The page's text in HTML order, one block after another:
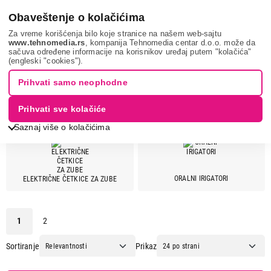
Obaveštenje o kolačićima
Za vreme korišćenja bilo koje stranice na našem web-sajtu
www.tehnomedia.rs , kompanija Tehnomedia centar d.o.o. može da
sačuva određene informacije na korisnikov uređaj putem "kolačića"
(engleski "cookies").
Saznaj više o kolačićima
Prihvati samo neophodne
Prihvati sve kolačiće
Nega tela, lepota i zdravlje Oralna higijena PHILIPS
Cena
Cena od
Brend
APARATI ZA ORALNU HIGIJENU -
PHILIPS
ELEKTRIČNE ČETKICE ZA ZUBE ORALNI IRIGATORI
Sortiranje Prikaz
1 2